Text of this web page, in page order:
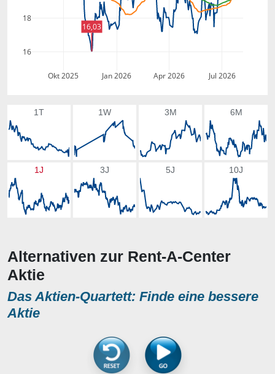
Okt 2025 Jan 2026 Apr 2026 Jul 2026
16
18
16,03
1T 1W 3M 6M
1J 3J 5J 10J
Alternativen zur Rent-A-Center
Aktie
Das Aktien-Quartett: Finde eine bessere
Aktie